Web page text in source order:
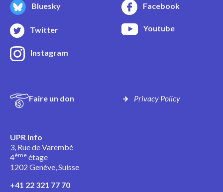
Bluesky Facebook
Twitter Youtube
Instagram
Faire un don Privacy Policy
UPR Info
3, Rue de Varembé
4ème étage
1202 Genève, Suisse
+41 22 321 77 70